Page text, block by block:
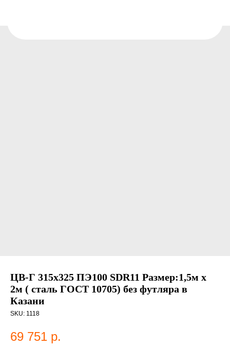
ЦВ-Г 315х325 ПЭ100 SDR11 Размер:1,5м х
2м ( сталь ГОСТ 10705) без футляра в
Казани
SKU: 1118
69 751 р.